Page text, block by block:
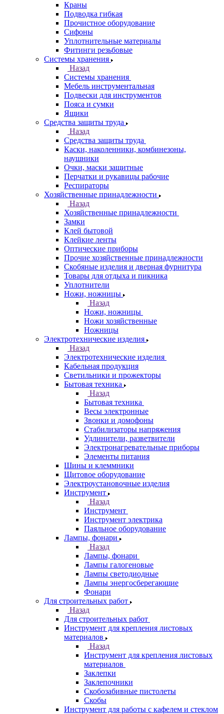
Краны
Подводка гибкая
Прочистное оборудование
Сифоны
Уплотнительные материалы
Фитинги резьбовые
Системы хранения
Назад
Системы хранения
Мебель инструментальная
Подвески для инструментов
Пояса и сумки
Ящики
Средства защиты труда
Назад
Средства защиты труда
Каски, наколенники, комбинезоны,
наушники
Очки, маски защитные
Перчатки и рукавицы рабочие
Респираторы
Хозяйственные принадлежности
Назад
Хозяйственные принадлежности
Замки
Клей бытовой
Клейкие ленты
Оптические приборы
Прочие хозяйственные принадлежности
Скобяные изделия и дверная фурнитура
Товары для отдыха и пикника
Уплотнители
Ножи, ножницы
Назад
Ножи, ножницы
Ножи хозяйственные
Ножницы
Электротехнические изделия
Назад
Электротехнические изделия
Кабельная продукция
Светильники и прожекторы
Бытовая техника
Назад
Бытовая техника
Весы электронные
Звонки и домофоны
Стабилизаторы напряжения
Удлинители, разветвители
Электронагревательные приборы
Элементы питания
Шины и клеммники
Щитовое оборудование
Электроустановочные изделия
Инструмент
Назад
Инструмент
Инструмент электрика
Паяльное оборудование
Лампы, фонари
Назад
Лампы, фонари
Лампы галогеновые
Лампы светодиодные
Лампы энергосберегающие
Фонари
Для строительных работ
Назад
Для строительных работ
Инструмент для крепления листовых
материалов
Назад
Инструмент для крепления листовых
материалов
Заклепки
Заклепочники
Скобозабивные пистолеты
Скобы
Инструмент для работы с кафелем и стеклом